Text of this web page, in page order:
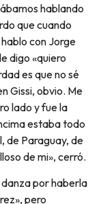
hablando
que cuando
con Jorge
digo «quiero
es que no sé
Gissi, obvio. Me
lado y fue la
estaba todo
de Paraguay, de
de mi», cerró.
por haberla
pero